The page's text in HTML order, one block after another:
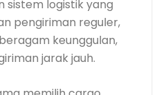
sistem logistik yang
pengiriman reguler,
keunggulan,
jarak jauh.